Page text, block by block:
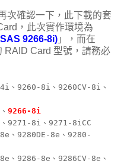
次確認一下，此下載的套
，此次實作環境為
9266-8i) 」，而在
RAID Card 型號，請務必
、9260-8i、9260CV-8i、
9266-8i
9271-8i、9271-8iCC
、9280DE-8e、9280-
、9286-8e、9286CV-8e、